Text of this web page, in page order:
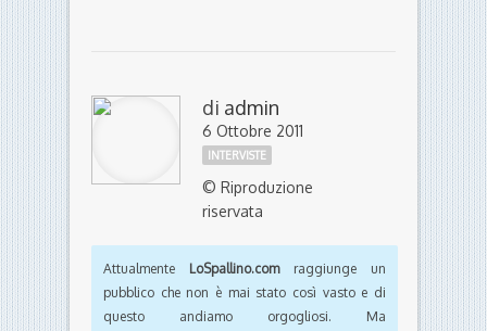
di admin
6 Ottobre 2011
INTERVISTE
© Riproduzione
riservata
Attualmente LoSpallino.comraggiunge un
pubblico che non è mai stato così vasto e di
questo andiamo orgogliosi. Ma